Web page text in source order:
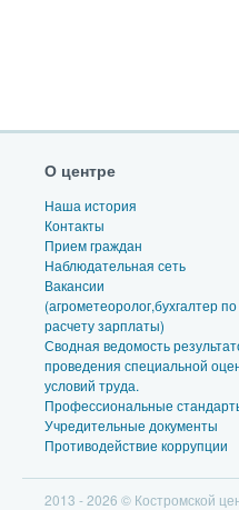
О центре
Наша история
Контакты
Прием граждан
Наблюдательная сеть
Вакансии
(агрометеоролог,бухгалтер по
расчету зарплаты)
Сводная ведомость
проведения специальной
условий труда.
Профессиональные
Учредительные документы
Противодействие коррупции
2013 - 2026 © Костромской